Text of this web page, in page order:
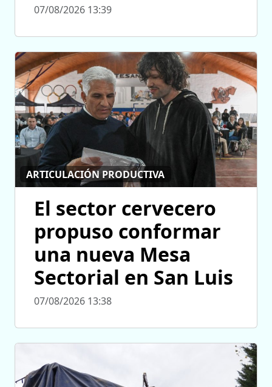
07/08/2026 13:39
ARTICULACIÓN PRODUCTIVA
El sector cervecero
propuso conformar
una nueva Mesa
Sectorial en San Luis
07/08/2026 13:38